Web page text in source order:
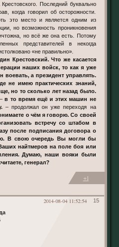
Последний буквально
когда говорил об осторожности.
это место и является одним из
но возможность проникновения
но всё же она есть. Потому
представителей в некогда
«не правильно».
Крестовский. Что же касается
наших войск, то как я уже
а президент управлять.
не имею практических знаний,
но то сколько лет назад было.
в то время ещё и этих машин не
– продолжал он уже переходя на
о чём я говорю. Со своей
встречу со штабом в
после подписания договора о
В свою очередь Вы могли бы
найтмеров на поле боя или
Думаю, наши вояки были
генерал?
+1
15
2014-08-04 11:52:54